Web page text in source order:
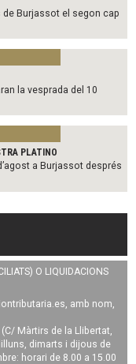
de Burjassot el segon cap
la vesprada del 10
PLATINO
a Burjassot després
O LIQUIDACIONS
, amb nom,
Màrtirs de la Llibertat,
dimarts i dijous de
horari de 8.00 a 15.00